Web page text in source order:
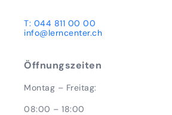
T: 044 811 00 00
info@lerncenter.ch
Öffnungszeiten
Montag – Freitag:
08:00 – 18:00